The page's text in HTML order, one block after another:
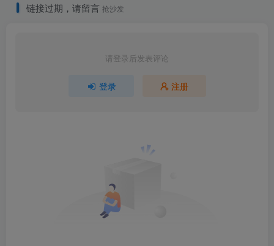
链接过期，请留言 抢沙发
请登录后发表评论
登录 注册